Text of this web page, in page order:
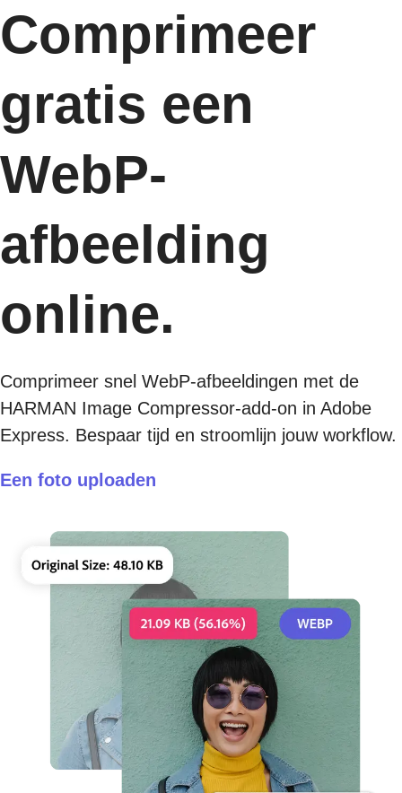
Comprimeer
gratis een
WebP-
afbeelding
online.
Comprimeer snel WebP-afbeeldingen met de
HARMAN Image Compressor-add-on in Adobe
Express. Bespaar tijd en stroomlijn jouw workflow.
Een foto uploaden